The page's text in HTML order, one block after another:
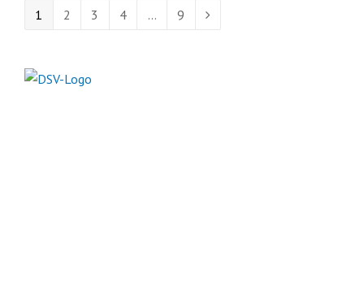
Seite
1 Seite
2 Seite
3 Seite
4 … Seite
9 Vorwärts